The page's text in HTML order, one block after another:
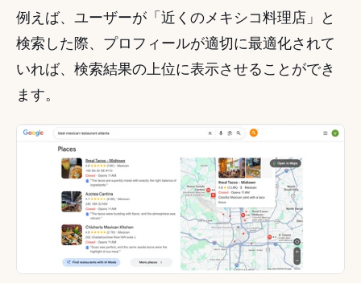
例えば、ユーザーが「近くのメキシコ料理店」と
検索した際、プロフィールが適切に最適化されて
いれば、検索結果の上位に表示させることができ
ます。